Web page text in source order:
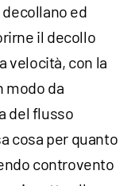
ed
il decollo
velocità, con la
modo da
del flusso
cosa per quanto
controvento